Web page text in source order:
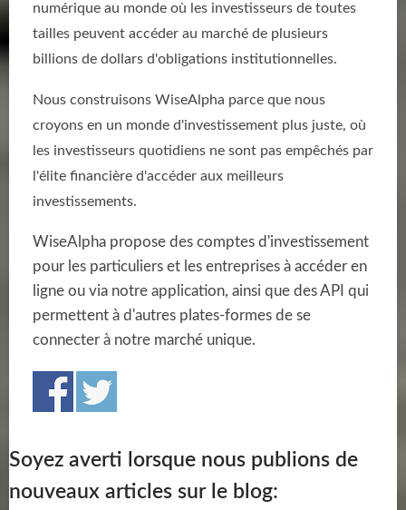
numérique au monde où les investisseurs de toutes
tailles peuvent accéder au marché de plusieurs
billions de dollars d'obligations institutionnelles.
Nous construisons WiseAlpha parce que nous
croyons en un monde d'investissement plus juste, où
les investisseurs quotidiens ne sont pas empêchés par
l'élite financière d'accéder aux meilleurs
investissements.
WiseAlpha propose des comptes d'investissement
pour les particuliers et les entreprises à accéder en
ligne ou via notre application, ainsi que des API qui
permettent à d'autres plates-formes de se
connecter à notre marché unique.
Soyez averti lorsque nous publions de
nouveaux articles sur le blog: